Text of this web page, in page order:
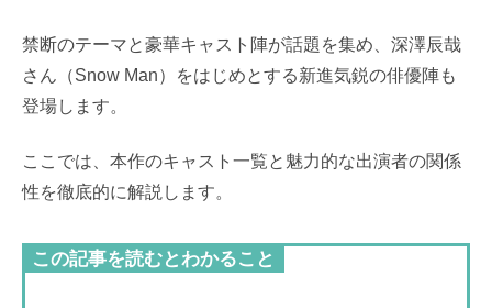
禁断のテーマと豪華キャスト陣が話題を集め、深澤辰哉
さん（Snow Man）をはじめとする新進気鋭の俳優陣も
登場します。
ここでは、本作のキャスト一覧と魅力的な出演者の関係
性を徹底的に解説します。
この記事を読むとわかること